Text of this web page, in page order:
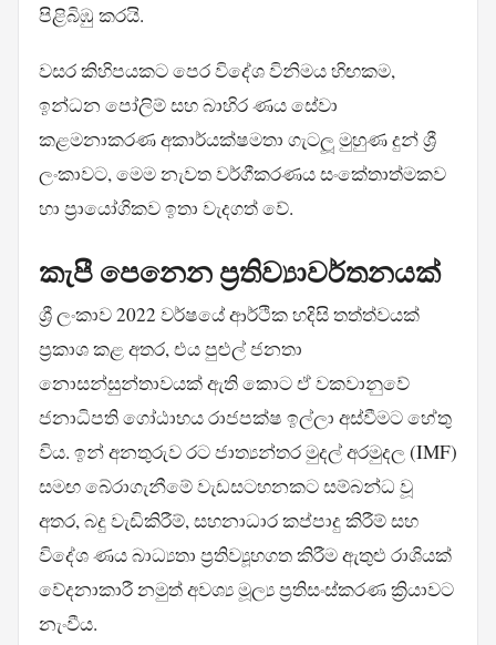
පිළිබිඹු කරයි.
වසර කිහිපයකට පෙර විදේශ විනිමය හිඟකම,
ඉන්ධන පෝලිම් සහ බාහිර ණය සේවා
කළමනාකරණ අකාර්යක්ෂමතා ගැටලූ මුහුණ දුන් ශ්‍රී
ලංකාවට, මෙම නැවත වර්ගීකරණය සංකේතාත්මකව
හා ප්‍රායෝගිකව ඉතා වැදගත් වේ.
කැපී පෙනෙන ප්‍රතිව්‍යාවර්තනයක්
ශ්‍රී ලංකාව 2022 වර්ෂයේ ආර්ථික හදිසි තත්ත්වයක්
ප්‍රකාශ කළ අතර, එය පුළුල් ජනතා
නොසන්සුන්තාවයක් ඇති කොට ඒ වකවානුවේ
ජනාධිපති ගෝඨාභය රාජපක්ෂ ඉල්ලා අස්වීමට හේතු
විය. ඉන් අනතුරුව රට ජාත්‍යන්තර මුදල් අරමුදල (IMF)
සමඟ බේරාගැනීමේ වැඩසටහනකට සම්බන්ධ වූ
අතර, බදු වැඩිකිරීම්, සහනාධාර කප්පාදු කිරීම් සහ
විදේශ ණය බාධ්‍යතා ප්‍රතිව්‍යූහගත කිරීම ඇතුළු රාශියක්
වේදනාකාරී නමුත් අවශ්‍ය මූල්‍ය ප්‍රතිසංස්කරණ ක්‍රියාවට
නැංවීය.